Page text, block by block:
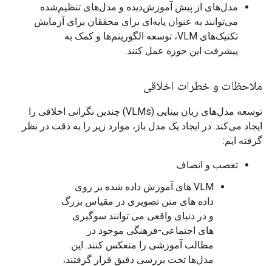
مدل‌های از پیش آموزش‌دیده و مدل‌های تنظیم‌شده
می‌توانند به عنوان پایه‌ای برای محققان برای آزمایش
تکنیک‌های VLM، توسعه الگوریتم‌ها و کمک به
پیشرفت این حوزه عمل کنند.
ملاحظات و خطرات اخلاقی
توسعه مدل‌های زبان بینایی (VLMs) چندین نگرانی اخلاقی را
ایجاد می‌کند. در ایجاد یک مدل باز، موارد زیر را به دقت در نظر
گرفته ایم:
تعصب و انصاف
VLM های آموزش داده شده بر روی
داده های متن تصویری در مقیاس بزرگ
و در دنیای واقعی می توانند سوگیری
های اجتماعی-فرهنگی موجود در
مطالب آموزشی را منعکس کنند. این
مدل‌ها تحت بررسی دقیق قرار گرفتند،